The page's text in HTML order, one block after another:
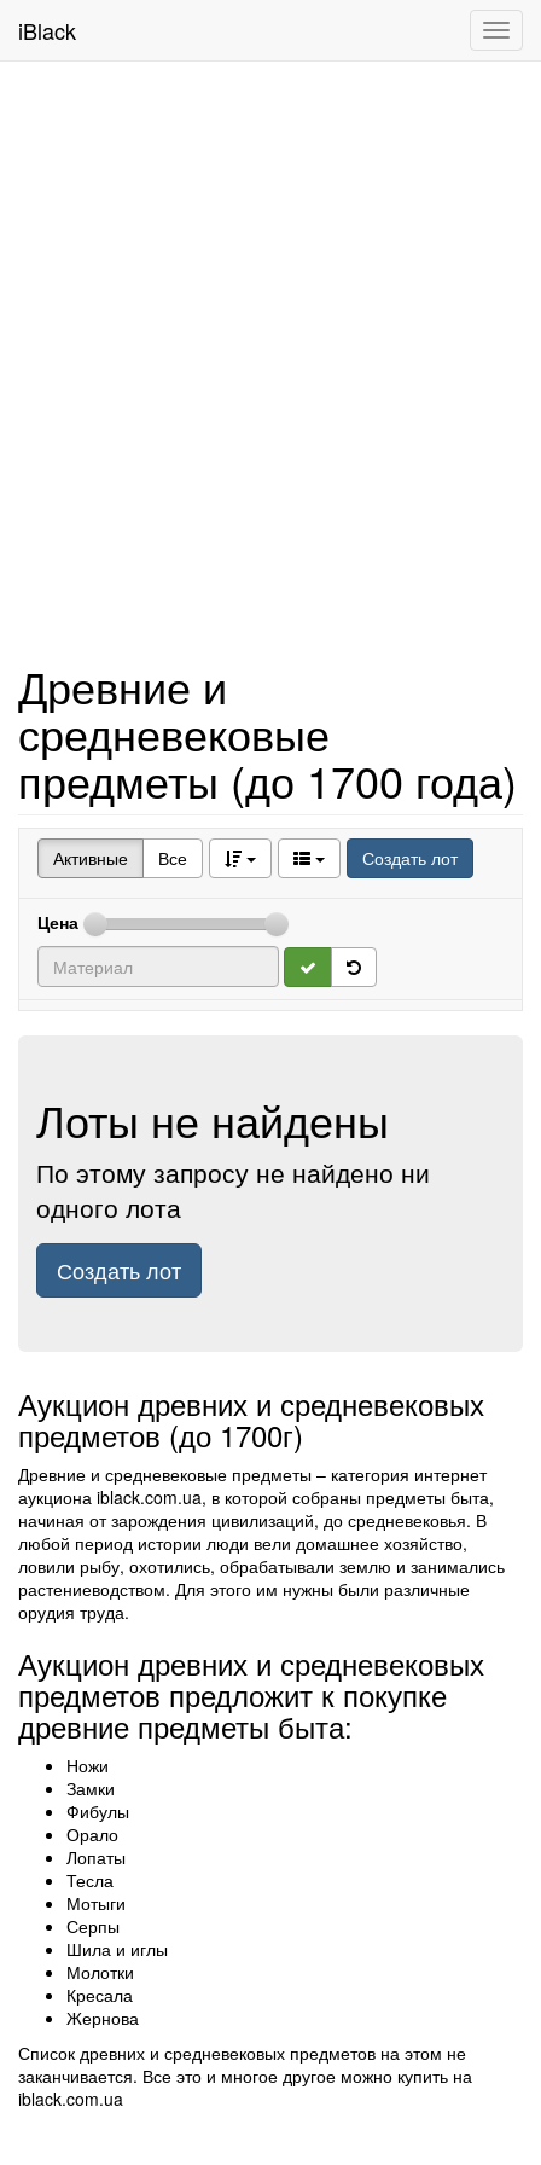
iBlack
Древние и
средневековые
предметы (до 1700 года)
Активные Все Создать лот
Цена
Лоты не найдены
По этому запросу не найдено ни
одного лота
Создать лот
Аукцион древних и средневековых
предметов (до 1700г)
Древние и средневековые предметы – категория интернет
аукциона iblack.com.ua, в которой собраны предметы быта,
начиная от зарождения цивилизаций, до средневековья. В
любой период истории люди вели домашнее хозяйство,
ловили рыбу, охотились, обрабатывали землю и занимались
растениеводством. Для этого им нужны были различные
орудия труда.
Аукцион древних и средневековых
предметов предложит к покупке
древние предметы быта:
Ножи
Замки
Фибулы
Орало
Лопаты
Тесла
Мотыги
Серпы
Шила и иглы
Молотки
Кресала
Жернова
Список древних и средневековых предметов на этом не
заканчивается. Все это и многое другое можно купить на
iblack.com.ua